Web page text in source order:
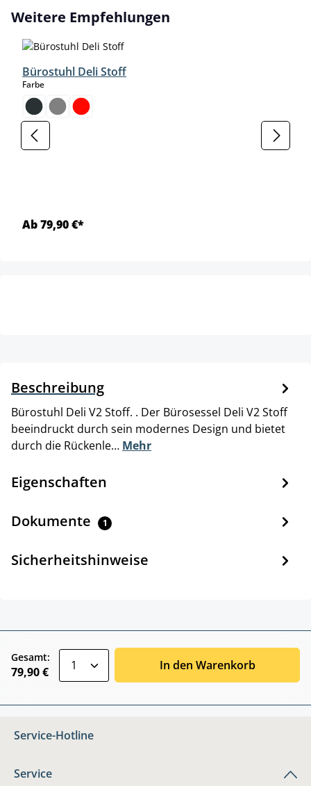
Produktgalerie überspringen
Weitere Empfehlungen
Bürostuhl Deli Stoff
Farbeauswählen
Ab 79,90 €*
Beschreibung
Bürostuhl Deli V2 Stoff. . Der Bürosessel Deli V2 Stoff
beeindruckt durch sein modernes Design und bietet
durch die Rückenle… Mehr
Eigenschaften
Dokumente 1
Sicherheitshinweise
Gesamt:
79,90 € In den Warenkorb
Service-Hotline
Service